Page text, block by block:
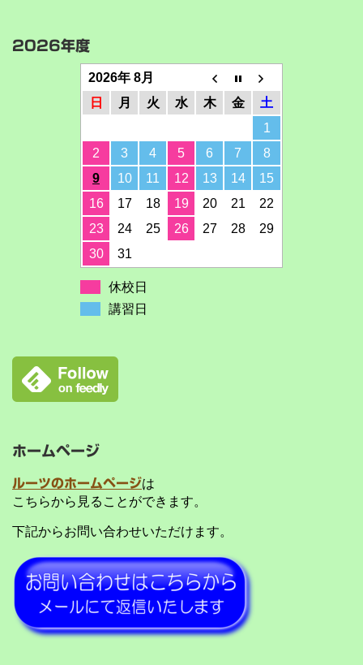
2026年度
2026年 8月
日
月 火 水 木 金
土
1
2
3 4 5 6 7
8
9
10 11 12 13 14
15
16
17 18 19 20 21
22
23
24 25 26 27 28
29
30
31
休校日
講習日
ホームページ
ルーツのホームページは
こちらから見ることができます。
下記からお問い合わせいただけます。